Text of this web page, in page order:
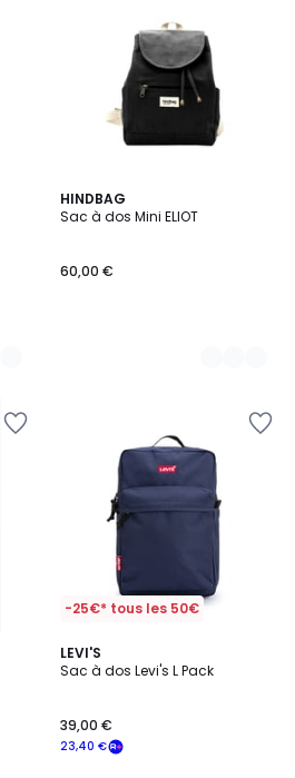
HINDBAG
Sac à dos Mini ELIOT
60,00 €
15
Couleurs
-25€* tous les 50€
LEVI'S
Sac à dos Levi's L Pack
23,40 €
39,00 €
4,8
/ 5